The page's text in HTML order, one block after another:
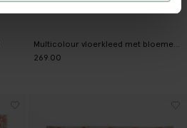
269.00